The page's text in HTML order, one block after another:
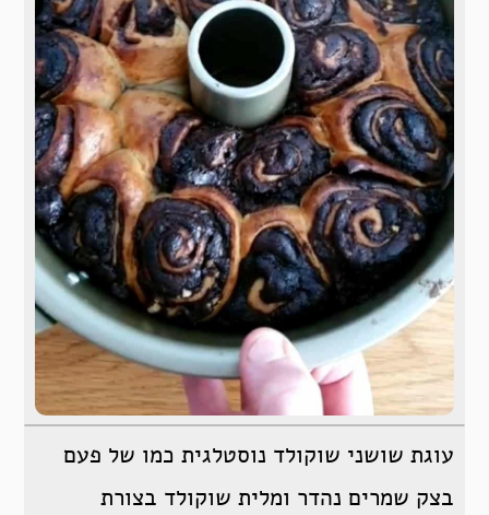
עוגת שושני שוקולד נוסטלגית כמו של פעם
בצק שמרים נהדר ומלית שוקולד בצורת